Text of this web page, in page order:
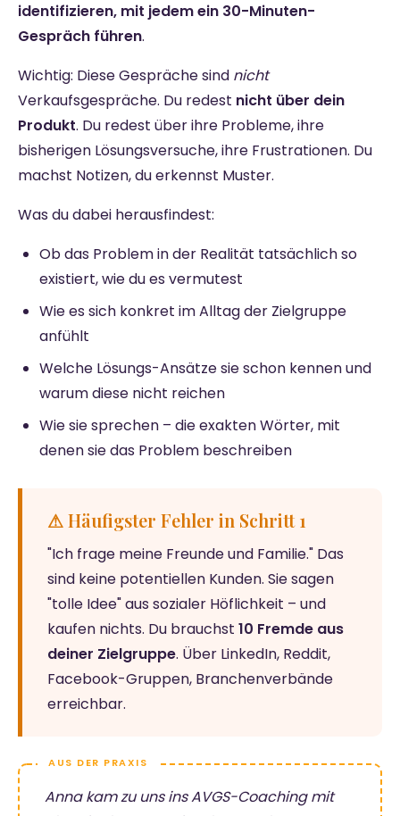
identifizieren, mit jedem ein 30-Minuten-
Gespräch führen.
Wichtig: Diese Gespräche sind nicht
Verkaufsgespräche. Du redest nicht über dein
Produkt. Du redest über ihre Probleme, ihre
bisherigen Lösungsversuche, ihre Frustrationen. Du
machst Notizen, du erkennst Muster.
Was du dabei herausfindest:
Ob das Problem in der Realität tatsächlich so
existiert, wie du es vermutest
Wie es sich konkret im Alltag der Zielgruppe
anfühlt
Welche Lösungs-Ansätze sie schon kennen und
warum diese nicht reichen
Wie sie sprechen – die exakten Wörter, mit
denen sie das Problem beschreiben
⚠ Häufigster Fehler in Schritt 1
"Ich frage meine Freunde und Familie." Das
sind keine potentiellen Kunden. Sie sagen
"tolle Idee" aus sozialer Höflichkeit – und
kaufen nichts. Du brauchst 10 Fremde aus
deiner Zielgruppe. Über LinkedIn, Reddit,
Facebook-Gruppen, Branchenverbände
erreichbar.
Anna kam zu uns ins AVGS-Coaching mit